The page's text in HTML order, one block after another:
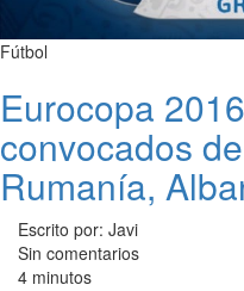
Fútbol
Eurocopa
convocados
Rumanía,
Escrito por: Javi
Sin comentarios
4 minutos